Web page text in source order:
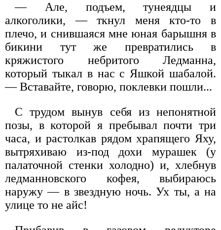
— Але, подъем, тунеядцы и
алкоголики, — ткнул меня кто-то в
плечо, и снившаяся мне юная барышня в
бикини тут же превратились в
кряжистого небритого Ледманна,
который тыкал в нас с Яшкой шабалой.
— Вставайте, говорю, поклевки пошли...
С трудом вынув себя из непонятной
позы, в которой я пребывал почти три
часа, и растолкав рядом храпящего Яху,
вытряхиваю из-под дохи мурашек (у
палаточной стенки холодно) и, хлебнув
ледманновского кофея, выбираюсь
наружу — в звездную ночь. Ух ты, а на
улице то не айс!